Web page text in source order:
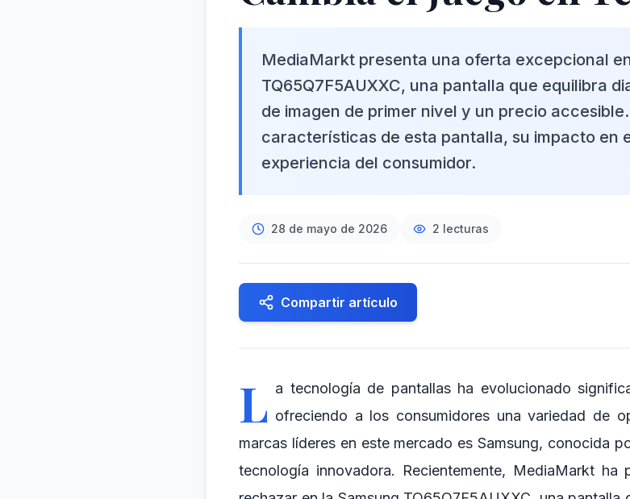
MediaMarkt presenta una oferta excepcional
TQ65Q7F5AUXXC, una pantalla que equilibra
de imagen de primer nivel y un precio
características de esta pantalla, su impacto en
experiencia del consumidor.
28 de mayo de 2026 2 lecturas
Compartir artículo
L a tecnología de pantallas ha evolucionado
ofreciendo a los consumidores una variedad de
marcas líderes en este mercado es Samsung, conocida
tecnología innovadora. Recientemente, MediaMarkt